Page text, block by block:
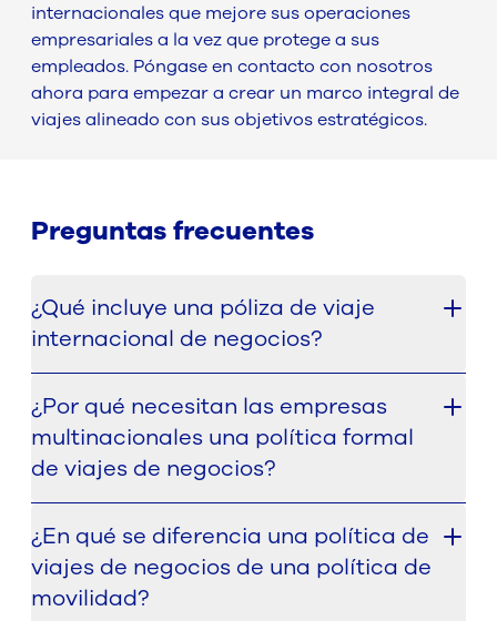
internacionales que mejore sus operaciones
empresariales a la vez que protege a sus
empleados. Póngase en contacto con nosotros
ahora para empezar a crear un marco integral de
viajes alineado con sus objetivos estratégicos.
Preguntas frecuentes
¿Qué incluye una póliza de viaje
internacional de negocios?
suele definir cuándo están permitidos los viajes de
negocios, qué normas de reserva y aprobación se
aplican, qué clases de viajes están permitidos,
claro para gestionar los viajes de forma coherente
en todos los países y funciones.
¿Por qué necesitan las empresas
multinacionales una política formal
de viajes de negocios?
enfrentan a menudo a decisiones incoherentes,
excepciones incontroladas, responsabilidades de
aprobación poco claras y escasa visibilidad de los
¿En qué se diferencia una política de
viajes de negocios de una política de
movilidad?